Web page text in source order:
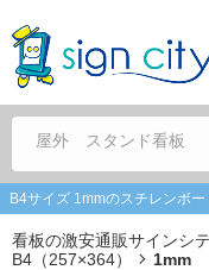
屋外 スタンド看板
B4サイズ 1mmのスチレンボ
看板の激安通販サインシ
B4（257×364）
1mm